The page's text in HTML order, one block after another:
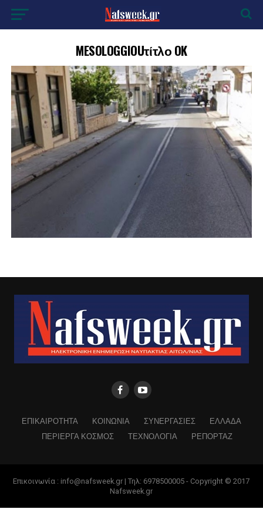
MESOLOGGIOUτίτλο OK
ΕΠΙΚΑΙΡΟΤΗΤΑ ΚΟΙΝΩΝΙΑ ΣΥΝΕΡΓΑΣΙΕΣ
ΕΛΛΑΔΑ
ΠΕΡΙΕΡΓΑ ΚΟΣΜΟΣ
ΤΕΧΝΟΛΟΓΙΑ ΡΕΠΟΡΤΑΖ
Επικοινωνία : info@nafsweek.gr | Τηλ: 6978500005 - Copyright © 2017
Nafsweek.gr